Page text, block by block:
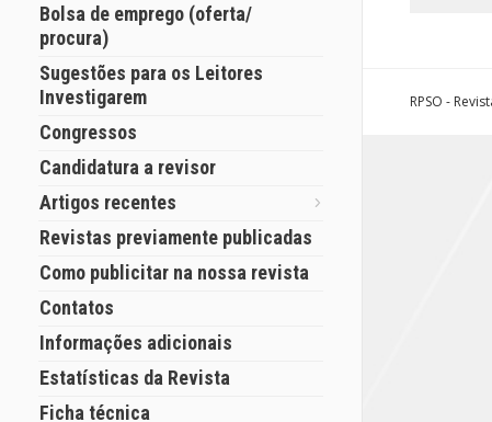
Bolsa de emprego (oferta/
procura)
Sugestões para os Leitores
Investigarem
Congressos
Candidatura a revisor
Artigos recentes
Revistas previamente publicadas
Como publicitar na nossa revista
Contatos
Informações adicionais
Estatísticas da Revista
Ficha técnica
RPSO -